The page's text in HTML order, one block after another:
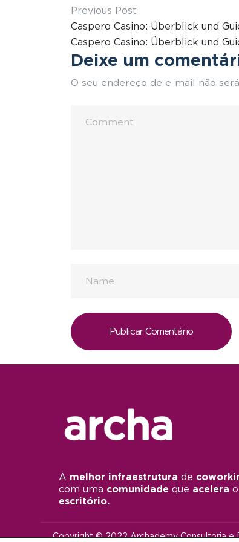
Previous Post
Caspero Casino: Überblick und
Caspero Casino: Überblick und
Deixe um
O seu endereço de e-mail não
A melhor infraestrutura de
com uma comunidade que acelera
escritório.
Copyright © 2022 Archademy Consultoria e